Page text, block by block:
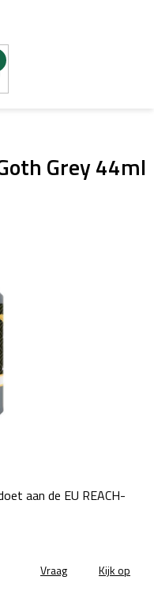
Grey 44ml
aan de EU REACH-
Vraag Kijk op